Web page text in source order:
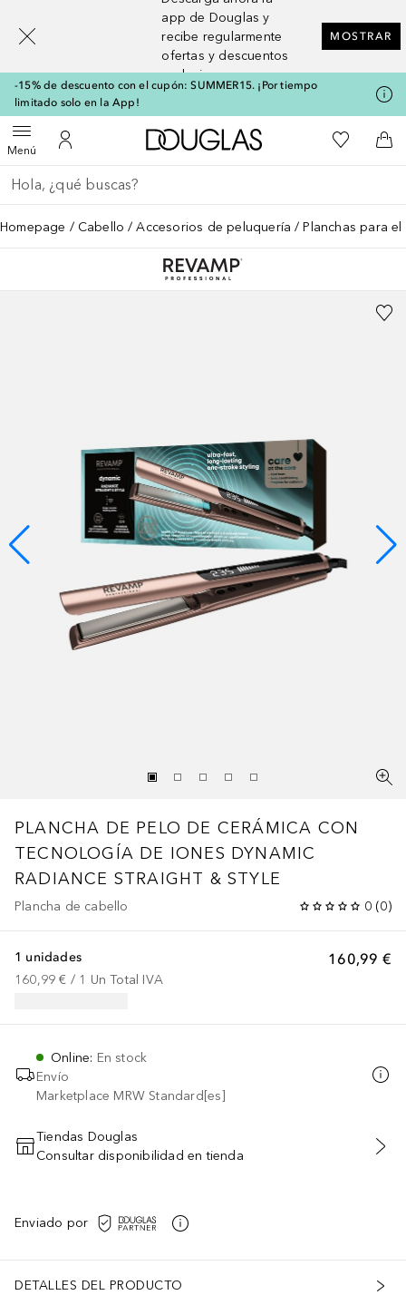
app de Douglas y
recibe regularmente
ofertas y descuentos
exclusivos
MOSTRAR
-15% de descuento con el cupón: SUMMER15. ¡Por tiempo
limitado solo en la App!
MenúAbrir menúMi cuenta
A Douglas HomeMi lista de
A
Regresar
Ejecutar búsqueda
Homepage Cabello Accesorios de peluquería Planchas para
PLANCHA DE PELO DE CERÁMICA CON
TECNOLOGÍA DE IONES DYNAMIC
RADIANCE STRAIGHT & STYLE
Plancha de cabello 0 (0)
160,99 €
1 unidades
160,99 € / 1 Un Total IVA
Online: En stock
Envío
Marketplace MRW Standard[es]
AÑADIR AL CARRITO
Tiendas Douglas
Consultar disponibilidad en tienda
Enviado por
DETALLES DEL PRODUCTO
[navigation.slideout.screenreader]